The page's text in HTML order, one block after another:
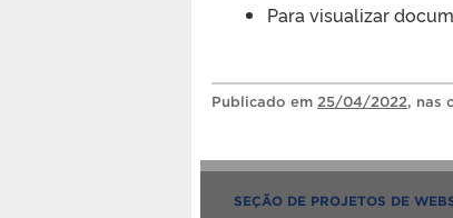
Para visualizar
Publicado em 25/04/2022, nas
SEÇÃO DE PROJETOS DE